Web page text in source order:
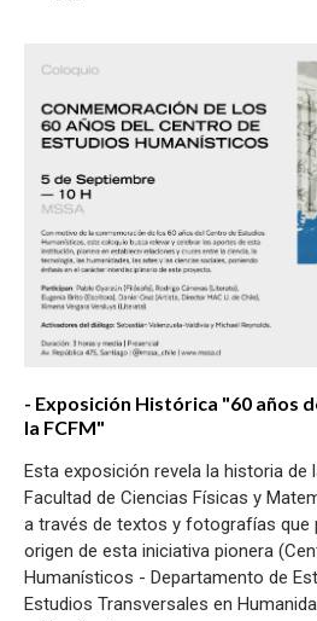
- Exposición Histórica "60 años
la FCFM"
Esta exposición revela la historia de
Facultad de Ciencias Físicas y
a través de textos y fotografías que
origen de esta iniciativa pionera
Humanísticos - Departamento de
Estudios Transversales en